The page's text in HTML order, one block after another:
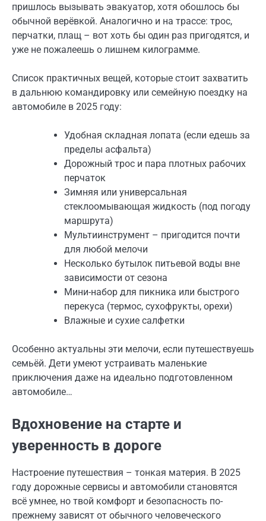
пришлось вызывать эвакуатор, хотя обошлось бы
обычной верёвкой. Аналогично и на трассе: трос,
перчатки, плащ – вот хоть бы один раз пригодятся, и
уже не пожалеешь о лишнем килограмме.
Список практичных вещей, которые стоит захватить
в дальнюю командировку или семейную поездку на
автомобиле в 2025 году:
Удобная складная лопата (если едешь за
пределы асфальта)
Дорожный трос и пара плотных рабочих
перчаток
Зимняя или универсальная
стеклоомывающая жидкость (под погоду
маршрута)
Мультиинструмент – пригодится почти
для любой мелочи
Несколько бутылок питьевой воды вне
зависимости от сезона
Мини-набор для пикника или быстрого
перекуса (термос, сухофрукты, орехи)
Влажные и сухие салфетки
Особенно актуальны эти мелочи, если путешествуешь
семьёй. Дети умеют устраивать маленькие
приключения даже на идеально подготовленном
автомобиле…
Вдохновение на старте и
уверенность в дороге
Настроение путешествия – тонкая материя. В 2025
году дорожные сервисы и автомобили становятся
всё умнее, но твой комфорт и безопасность по-
прежнему зависят от обычного человеческого